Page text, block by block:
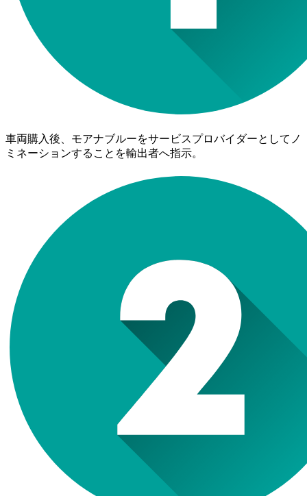
車両購入後、モアナブルーをサービスプロバイダーとしてノ
ミネーションすることを輸出者へ指示。